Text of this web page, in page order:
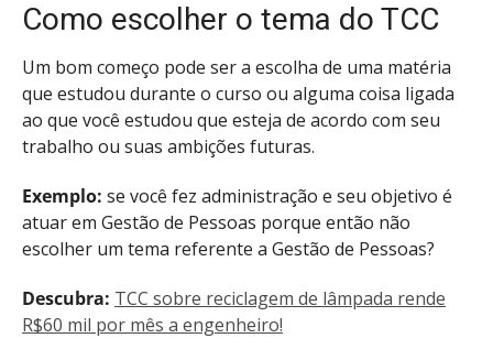
Como escolher o tema do TCC
Um bom começo pode ser a escolha de uma matéria
que estudou durante o curso ou alguma coisa ligada
ao que você estudou que esteja de acordo com seu
trabalho ou suas ambições futuras.
Exemplo: se você fez administração e seu objetivo é
atuar em Gestão de Pessoas porque então não
escolher um tema referente a Gestão de Pessoas?
Descubra: TCC sobre reciclagem de lâmpada rende
R$60 mil por mês a engenheiro!